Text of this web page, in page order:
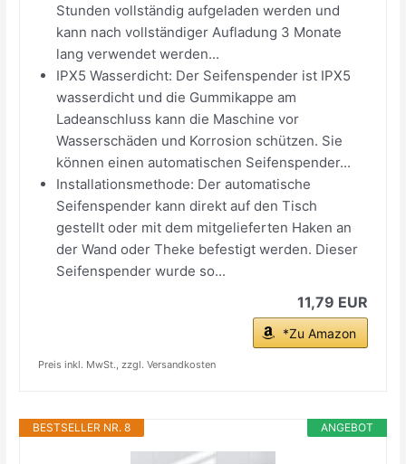
Stunden vollständig aufgeladen werden und
kann nach vollständiger Aufladung 3 Monate
lang verwendet werden...
IPX5 Wasserdicht: Der Seifenspender ist IPX5
wasserdicht und die Gummikappe am
Ladeanschluss kann die Maschine vor
Wasserschäden und Korrosion schützen. Sie
können einen automatischen Seifenspender...
Installationsmethode: Der automatische
Seifenspender kann direkt auf den Tisch
gestellt oder mit dem mitgelieferten Haken an
der Wand oder Theke befestigt werden. Dieser
Seifenspender wurde so...
11,79 EUR
*Zu Amazon
Preis inkl. MwSt., zzgl. Versandkosten
ANGEBOT
BESTSELLER NR. 8